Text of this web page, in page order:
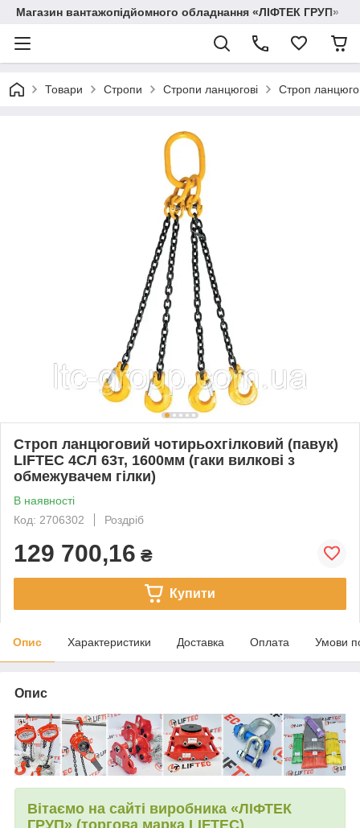
Магазин вантажопідйомного обладнання «ЛІФТЕК ГРУП»
Товари Стропи Стропи ланцюгові Строп
Строп ланцюговий чотирьохгілковий (павук)
LIFTEC 4СЛ 63т, 1600мм (гаки вилкові з
обмежувачем гілки)
В наявності
Код: 2706302
Роздріб
129 700,16 ₴
Купити
Опис Характеристики Доставка Оплата Умови
Опис
Вітаємо на сайті виробника «ЛІФТЕК